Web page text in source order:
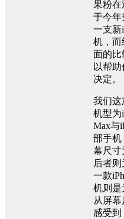
果粉在
于今年
一支新
机，而
面的比
以帮
决定。
我们这
机型为
Max与
部手机
幕尺寸
后者则
一款
机则是
从屏
感受到